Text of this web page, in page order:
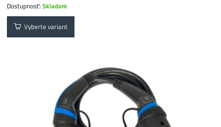
Dostupnosť:Skladom
Vyberte variant